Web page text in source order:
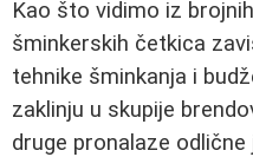
Kao što vidimo iz
šminkerskih četkica
tehnike šminkanja i
zaklinju u skupije
druge pronalaze